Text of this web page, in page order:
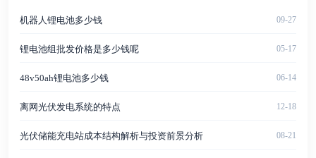
机器人锂电池多少钱 09-27
锂电池组批发价格是多少钱呢 05-17
48v50ah锂电池多少钱 06-14
离网光伏发电系统的特点 12-18
光伏储能充电站成本结构解析与投资前景分析 08-21